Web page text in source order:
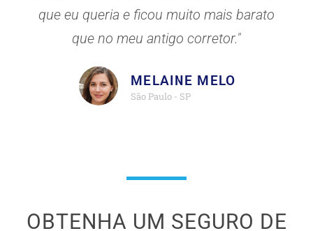
que eu queria e ficou muito mais barato
que no meu antigo corretor."
MELAINE MELO
São Paulo - SP
OBTENHA UM SEGURO DE